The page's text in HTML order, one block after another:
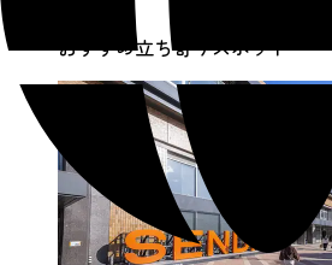
おすすめ立ち寄りスポット